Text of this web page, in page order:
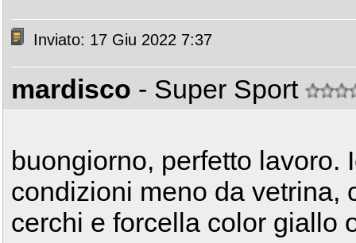
Inviato: 17 Giu 2022 7:37
mardisco - Super Sport
buongiorno, perfetto lavoro.
condizioni meno da vetrina,
cerchi e forcella color giallo